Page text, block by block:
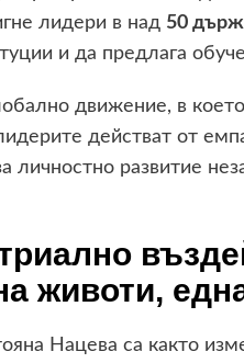
лидери в над 50
и да предлага
движение, в което
действат от
личностно развитие
животи,
Нацева са както